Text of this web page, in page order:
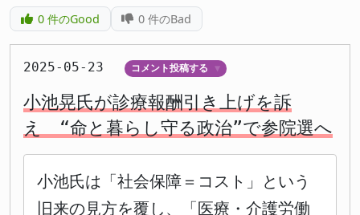
0件のGood 0 件のBad
2025-05-23 コメント投稿する ▼
小池晃氏が診療報酬引き上げを訴
え “命と暮らし守る政治”で参院選へ
小池氏は「社会保障＝コスト」という
旧来の見方を覆し、「医療・介護労働